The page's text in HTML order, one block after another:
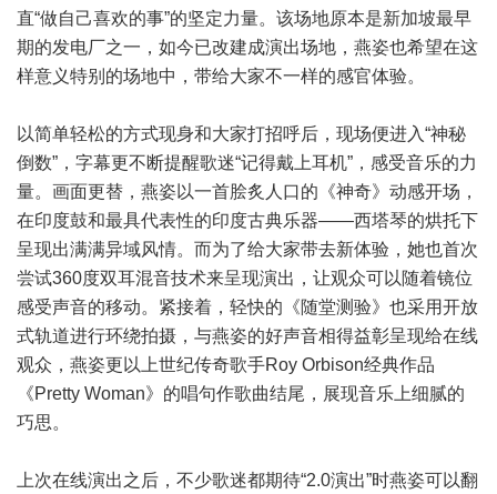
直“做自己喜欢的事”的坚定力量。该场地原本是新加坡最早
期的发电厂之一，如今已改建成演出场地，燕姿也希望在这
样意义特别的场地中，带给大家不一样的感官体验。
以简单轻松的方式现身和大家打招呼后，现场便进入“神秘
倒数”，字幕更不断提醒歌迷“记得戴上耳机”，感受音乐的力
量。画面更替，燕姿以一首脍炙人口的《神奇》动感开场，
在印度鼓和最具代表性的印度古典乐器——西塔琴的烘托下
呈现出满满异域风情。而为了给大家带去新体验，她也首次
尝试360度双耳混音技术来呈现演出，让观众可以随着镜位
感受声音的移动。紧接着，轻快的《随堂测验》也采用开放
式轨道进行环绕拍摄，与燕姿的好声音相得益彰呈现给在线
观众，燕姿更以上世纪传奇歌手Roy Orbison经典作品
《Pretty Woman》的唱句作歌曲结尾，展现音乐上细腻的
巧思。
上次在线演出之后，不少歌迷都期待“2.0演出”时燕姿可以翻